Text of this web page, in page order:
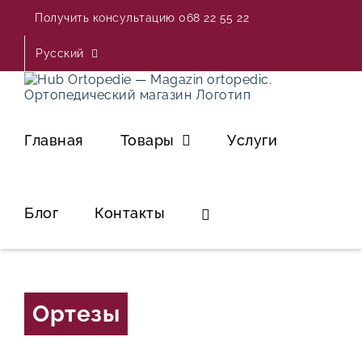
content
Получить консультацию 068 22 55 22
Русский
Главная Товары Услуги
Блог Контакты
Ортезы